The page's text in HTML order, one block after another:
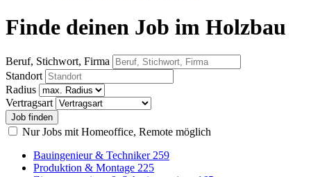
Finde deinen Job im Holzbau
Beruf, Stichwort, Firma
Standort
Radius
Vertragsart
Nur Jobs mit Homeoffice, Remote möglich
Bauingenieur & Techniker 259
Produktion & Montage 225